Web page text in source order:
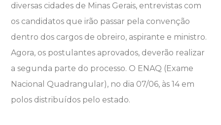
diversas cidades de Minas Gerais, entrevistas com
os candidatos que irão passar pela convenção
dentro dos cargos de obreiro, aspirante e ministro.
Agora, os postulantes aprovados, deverão realizar
a segunda parte do processo. O ENAQ (Exame
Nacional Quadrangular), no dia 07/06, às 14 em
polos distribuídos pelo estado.